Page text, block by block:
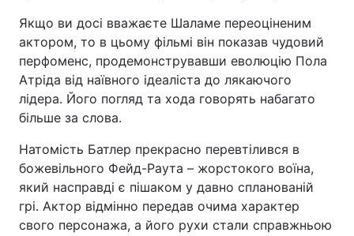
Якщо ви досі вважаєте Шаламе переоціненим
актором, то в цьому фільмі він показав чудовий
перфоменс, продемонструвавши еволюцію Пола
Атріда від наївного ідеаліста до лякаючого
лідера. Його погляд та хода говорять набагато
більше за слова.
Натомість Батлер прекрасно перевтілився в
божевільного Фейд-Раута – жорстокого воїна,
який насправді є пішаком у давно спланованій
грі. Актор відмінно передав очима характер
свого персонажа, а його рухи стали справжньою